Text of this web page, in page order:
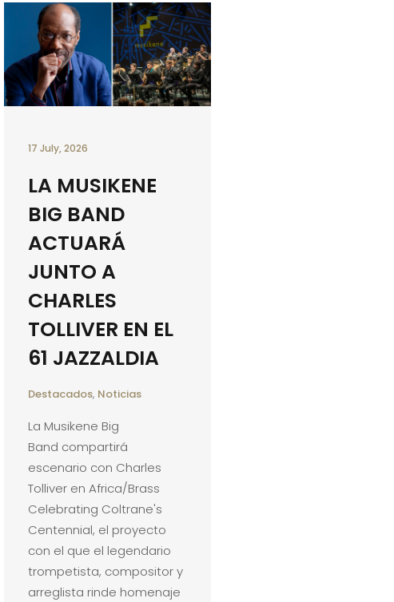
17 July, 2026
LA MUSIKENE
BIG BAND
ACTUARÁ
JUNTO A
CHARLES
TOLLIVER EN EL
61 JAZZALDIA
Destacados, Noticias
La Musikene Big
Band compartirá
escenario con Charles
Tolliver en Africa/Brass
Celebrating Coltrane's
Centennial, el proyecto
con el que el legendario
trompetista, compositor y
arreglista rinde homenaje